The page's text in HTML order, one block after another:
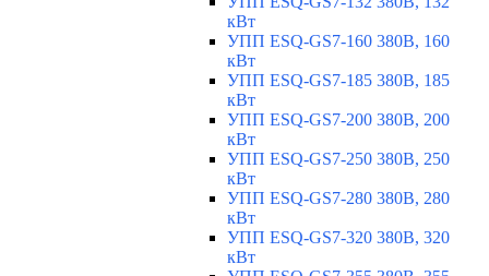
кВт
УПП ESQ-GS7-160 380В, 160
кВт
УПП ESQ-GS7-185 380В, 185
кВт
УПП ESQ-GS7-200 380В, 200
кВт
УПП ESQ-GS7-250 380В, 250
кВт
УПП ESQ-GS7-280 380В, 280
кВт
УПП ESQ-GS7-320 380В, 320
кВт